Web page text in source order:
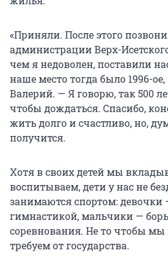
«Приняли. После этого
администрации Верх-
чем я недоволен, поставили
наше место тогда было 1996-
Валерий. — Я говорю, так 500
чтобы дождаться. Спасибо,
жить долго и счастливо, но,
получится.
Хотя в своих детей мы
воспитываем, дети у нас не
занимаются спортом: девочки
гимнастикой, мальчики —
соревнования. Не то чтобы мы
требуем от государства.